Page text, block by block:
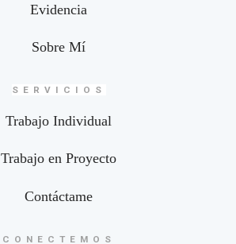
Evidencia
Sobre Mí
SERVICIOS
Trabajo Individual
Trabajo en Proyecto
Contáctame
CONECTEMOS